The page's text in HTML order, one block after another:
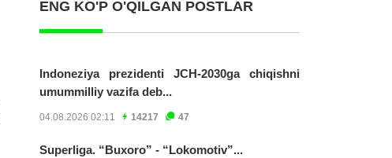
ENG KO'P O'QILGAN POSTLAR
Indoneziya prezidenti JCH-2030ga chiqishni
umummilliy vazifa deb...
04.08.2026 02:11 14217 47
Superliga. “Buxoro” - “Lokomotiv”...